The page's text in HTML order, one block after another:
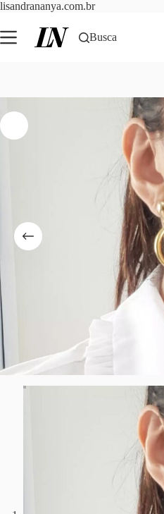
lisandrananya.com.brPular
o
conteúdo
Busca